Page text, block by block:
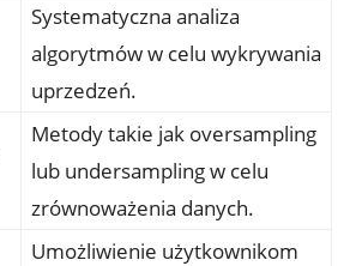
Systematyczna analiza
algorytmów w celu wykrywania
uprzedzeń.
Metody takie jak oversampling
lub undersampling w celu
zrównoważenia danych.
Umożliwienie użytkownikom